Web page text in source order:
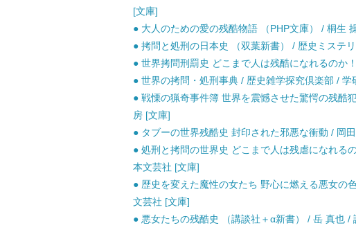
[文庫]
● 大人のための愛の残酷物語 （PHP文庫） / 桐生
● 拷問と処刑の日本史 （双葉新書） / 歴史ミステ
● 世界拷問刑罰史 どこまで人は残酷になれるのか
● 世界の拷問・処刑事典 / 歴史雑学探究倶楽部 / 学
● 戦慄の猟奇事件簿 世界を震憾させた驚愕の残酷
房 [文庫]
● タブーの世界残酷史 封印された邪悪な衝動 / 岡
● 処刑と拷問の世界史 どこまで人は残虐になれる
本文芸社 [文庫]
● 歴史を変えた魔性の女たち 野心に燃える悪女の
文芸社 [文庫]
● 悪女たちの残酷史 （講談社＋α新書） / 岳 真也 /